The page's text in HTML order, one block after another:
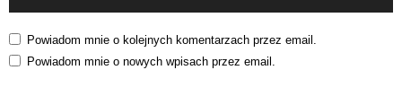
Powiadom mnie o kolejnych komentarzach przez email.
Powiadom mnie o nowych wpisach przez email.